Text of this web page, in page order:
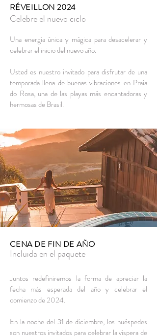
RÉVEILLON 2024
Celebre el nuevo ciclo
Una energía única y mágica para desacelerar y
celebrar el inicio del nuevo año.
Usted es nuestro invitado para disfrutar de una
temporada llena de buenas vibraciones en Praia
do Rosa, una de las playas más encantadoras y
hermosas de Brasil.
CENA DE FIN DE AÑO
Incluida en el paquete
Juntos redefiniremos la forma de apreciar la
fecha más esperada del año y celebrar el
comienzo de 2024.
En la noche del 31 de diciembre, los huéspedes
son nuestros invitados para celebrar la víspera de